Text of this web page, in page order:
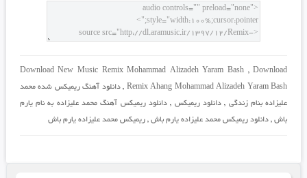
Download New Music Remix Mohammad Alizadeh Yaram Bash,Download
Remix Ahang Mohammad Alizadeh Yaram Bash
,دانلود آهنگ ریمیکس شده محمد
علیزاده بنام زندگی ,دانلود ریمیکس , دانلود ریمیکس آهنگ محمد علیزاده به نام یارم
باش, دانلود ریمیکس محمد علیزاده یارم باش, ریمیکس محمد علیزاده یارم باش